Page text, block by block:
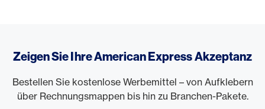
Zeigen Sie Ihre American Express Akzeptanz
Bestellen Sie kostenlose Werbemittel – von Aufklebern
über Rechnungsmappen bis hin zu Branchen-Pakete.